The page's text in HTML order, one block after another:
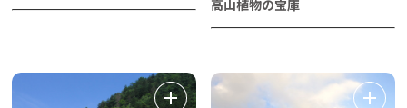
高山植物の宝庫